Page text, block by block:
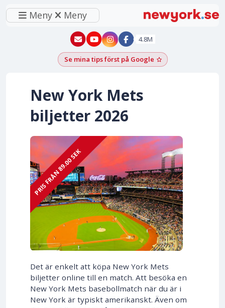
Meny Meny
New York - YouTube
New York - Instagram
4.8M
Se mina tips först på GoogleLägg till som
New York Mets
biljetter 2026
PRIS FRÅN 89.00 SEK
Det är enkelt att köpa New York Mets
biljetter online till en match. Att besöka en
New York Mets basebollmatch när du är i
New York är typiskt amerikanskt. Även om